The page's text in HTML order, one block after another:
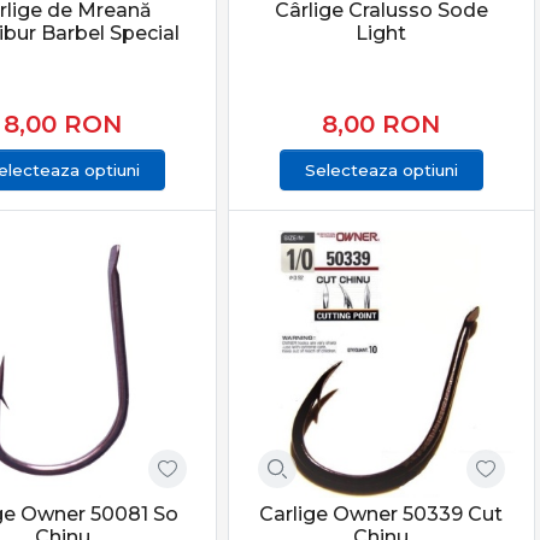
de Mreană
Barbel Special
8,00 RON
optiuni
Cârlige Cralusso Sode
Light
8,00 RON
Selecteaza optiuni
Owner 50081 So
Carlige Owner 50339 Cut